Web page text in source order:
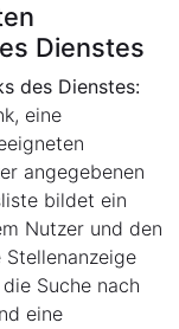
Dienstes
des Dienstes:
eine
angegebenen
bildet ein
Nutzer und den
Suche nach
eine